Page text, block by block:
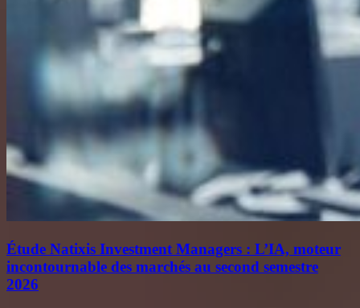
Étude Natixis Investment Managers : L’IA, moteur
incontournable des marchés au second semestre
2026